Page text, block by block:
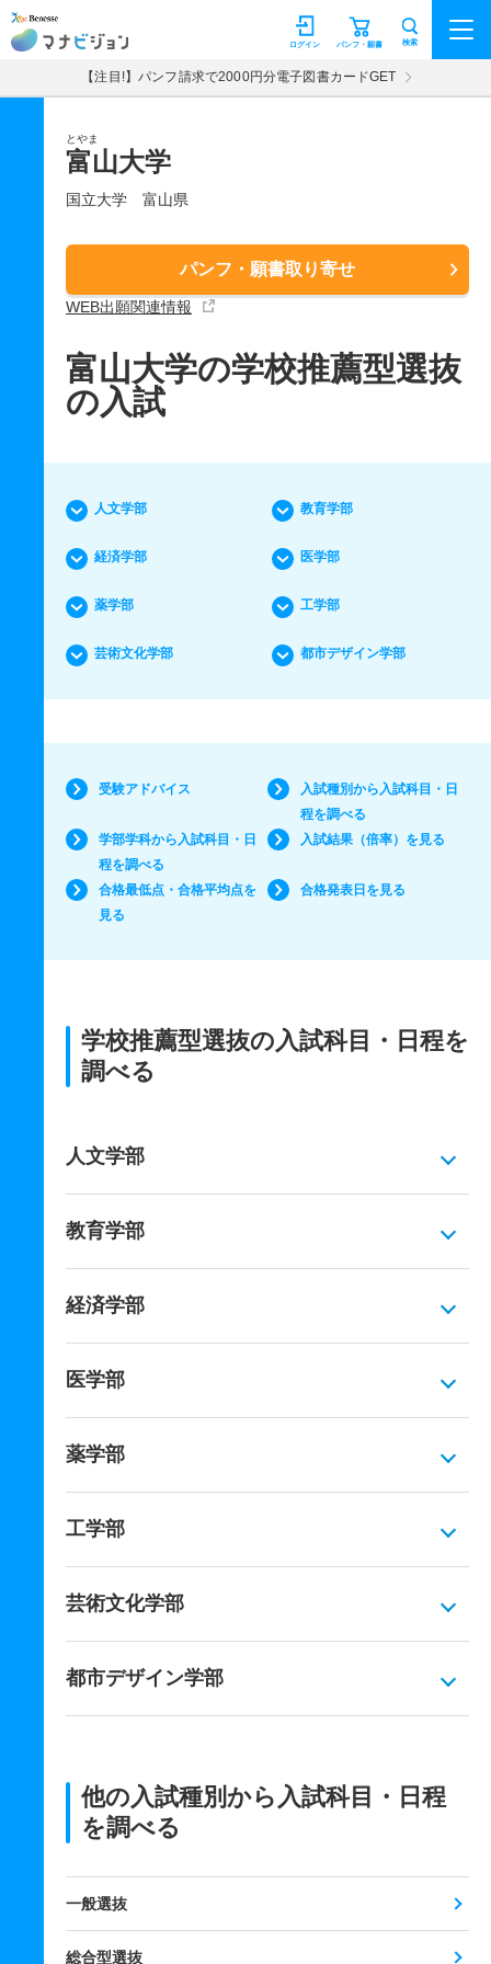
マナビジョン パンフ・願書
ログイン 検索
【注目!】パンフ請求で2000円分電子図書カードGET
とやま
富山大学
国立大学 富山県
パンフ・願書取り寄せ
WEB出願関連情報
富山大学の学校推薦型選抜
の入試
人文学部 教育学部
経済学部 医学部
薬学部 工学部
芸術文化学部 都市デザイン学部
受験アドバイス
入試種別から入試科目・日
程を調べる
学部学科から入試科目・日
程を調べる
入試結果（倍率）を見る
合格最低点・合格平均点を
見る
合格発表日を見る
学校推薦型選抜の入試科目・日程を
調べる
人文学部
教育学部
経済学部
医学部
薬学部
工学部
芸術文化学部
都市デザイン学部
他の入試種別から入試科目・日程
を調べる
一般選抜
総合型選抜